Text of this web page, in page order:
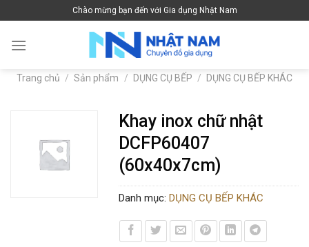
to
content
Chào mừng bạn đến với Gia dụng Nhật Nam
Trang chủ / Sản phẩm / DỤNG CỤ BẾP / DỤNG CỤ BẾP KHÁC
Khay inox chữ nhật
DCFP60407
(60x40x7cm)
Danh mục: DỤNG CỤ BẾP KHÁC